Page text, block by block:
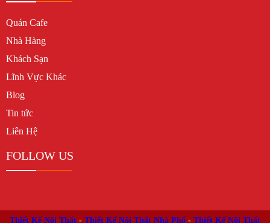
Quán Cafe
Nhà Hàng
Khách Sạn
Lĩnh Vực Khác
Blog
Tin tức
Liên Hệ
FOLLOW US
Thiết Kế Nội Thất - Thiết Kế Nội Thất Nhà Phố - Thiết Kế Nội Thất